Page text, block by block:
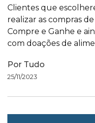
Clientes que
realizar as compras
Compre e Ganhe e
com doações de
Por Tudo
25/11/2023